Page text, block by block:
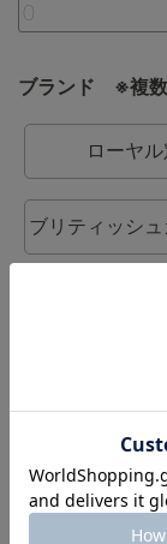
ブランド ※複数
ローヤ
ブリティッシ
カラーデ
UCHINO